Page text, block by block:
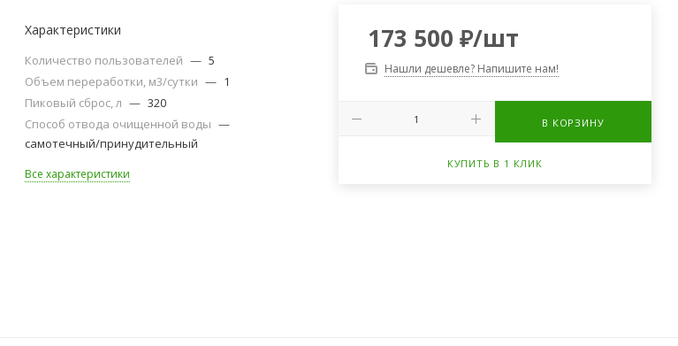
Характеристики
Количество пользователей — 5
Объем переработки, м3/сутки — 1
Пиковый сброс, л — 320
Способ отвода очищенной воды —
самотечный/принудительный
Все характеристики
173 500 ₽/шт
Нашли дешевле? Напишите нам!
В КОРЗИНУ
КУПИТЬ В 1 КЛИК